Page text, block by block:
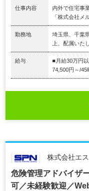
仕事内容
内外で住宅事
「株式会社メ
勤務地
埼玉県、千葉
上、配属いた
給与
■月給30万円
74,500円～/
株式会社エ
危険管理アドバイザ
可／未経験歓迎／